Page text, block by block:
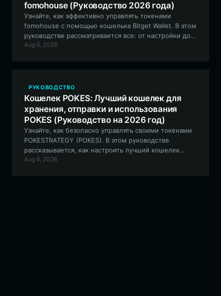
fomohouse (Руководство 2026 года)
Узнайте, как эффективно управлять токенами
fomohouse с помощью кошелька Bitget Wallet. В этом
руководстве рассматривается все: от настройки до
продвинутой торговли этим мем-токеном,
Aug 5, 2026
РУКОВОДСТВО
Кошелек POKES: Лучший кошелек для
хранения, отправки и использования
POKES (Руководство на 2026 год)
Узнайте, как безопасно управлять своими токенами
POKESTRATEGY (POKES). В этом руководстве
рассказывается, как настроить лучший кошелек
POKES на блокчейне Solana для взаимодействия с
Aug 6, 2026